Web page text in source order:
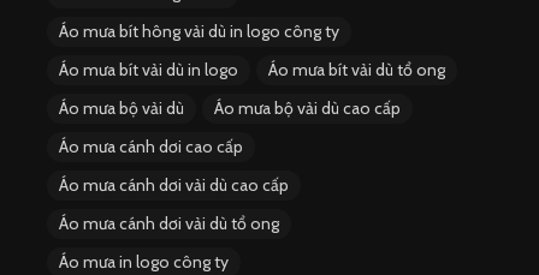
Áo mưa bít hông vải dù in logo công ty
Áo mưa bít vải dù in logo
Áo mưa bít vải dù tổ ong
Áo mưa bộ vải dù
Áo mưa bộ vải dù cao cấp
Áo mưa cánh dơi cao cấp
Áo mưa cánh dơi vải dù cao cấp
Áo mưa cánh dơi vải dù tổ ong
Áo mưa in logo công ty